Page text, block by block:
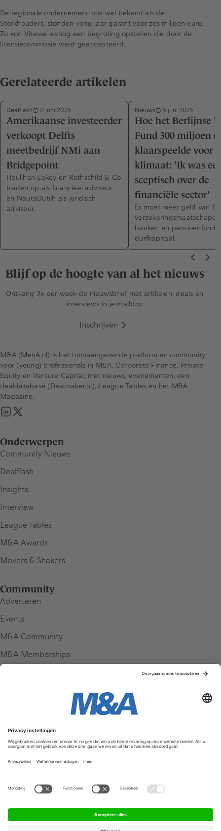
De regionale ondernemers, ook wel bekend als de
Sterkhouders, stonden vorig jaar garant voor zes miljoen euro.
Zo kon Vitesse alsnog een begroting opstellen die door de
licentiecommissie werd geaccepteerd.
Gerelateerde artikelen
Dealflash 11 juni 2025
Amerikaanse investeerder
verkoopt Delfts
meetbedrijf NMi aan
Bridgepoint
Houlihan Lokey en Rothschild & Co
traden op als financieel adviseur
en NautaDutilh als juridisch
adviseur.
Nieuws 5 juni 2025
Hoe het Berlijnse
Fund 300 miljoen
klaarspeelde voor
klimaat: 'Ik was
sceptisch over de
financiële sector'
Er moet meer geld van
banken en
durfkapitaal.
Blijf op de hoogte van al het nieuws
Ontvang 3x per week de nieuwsbrief met artikelen, deals en
interviews in je mailbox
Inschrijven
Onderwerpen
Community Nieuws
Dealflash
Insights
Interview
League Tables
M&A Awards
Movers & Shakers
Community
Adverteren
Events
M&A Community
M&A Memberships
Service & Contact
Contact
FAQ
Werken bij ons
Algemene Voorwaarden
M&A (MenA.nl) is het toonaangevende platform en community
voor (young) professionals in M&A, Corporate Finance, Private
Equity en Venture Capital, met nieuws, evenementen, een
dealdatabase (Dealmaker.nl), League Tables en het M&A
Magazine.